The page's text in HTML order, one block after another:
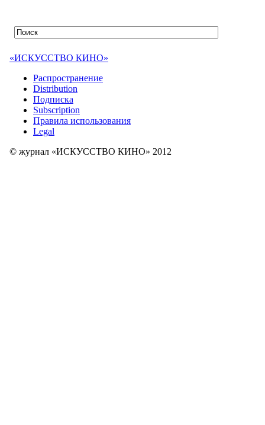
«ИСКУССТВО КИНО»
Распространение
Distribution
Подписка
Subscription
Правила использования
Legal
© журнал «ИСКУССТВО КИНО» 2012